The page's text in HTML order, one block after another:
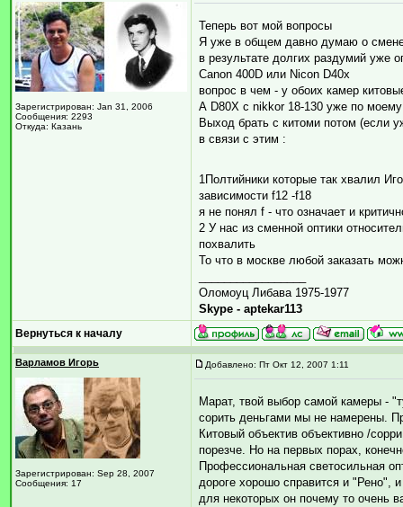
Зарегистрирован: Jan 31, 2006
Сообщения: 2293
Откуда: Казань
Теперь вот мой вопросы
Я уже в общем давно думаю о
в результате долгих раздумий уже
Canon 400D или Nicon D40x
вопрос в чем - у обоих камер
А D80X с nikkor 18-130 уже по
Выход брать с китоми потом (если
в связи с этим :
1Полтийники которые так хвалил
зависимости f12 -f18
я не понял f - что означает и
2 У нас из сменной оптики
похвалить
То что в москве любой заказать
Оломоуц Либава 1975-1977
Skype - aptekar113
Вернуться к началу
Варламов Игорь
Зарегистрирован: Sep 28, 2007
Сообщения: 17
Добавлено: Пт Окт 12, 2007 1:11
Марат, твой выбор самой камеры -
сорить деньгами мы не намерены.
Китовый объектив объективно /
порезче. Но на первых порах,
Профессиональная светосильная
дороге хорошо справится и "Рено",
для некоторых он почему то очень